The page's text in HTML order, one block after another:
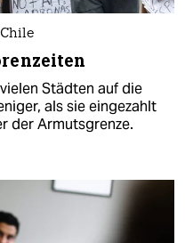
Städten auf die
als sie eingezahlt
der Armutsgrenze.